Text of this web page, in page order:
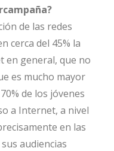
de las redes
cerca del 45% la
en general, que no
es mucho mayor
de los jóvenes
a Internet, a nivel
en las
audiencias